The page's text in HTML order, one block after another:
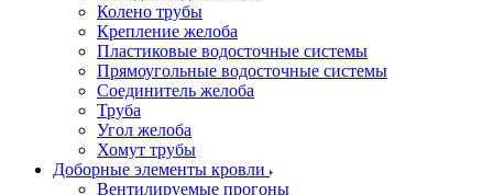
Колено трубы
Крепление желоба
Пластиковые водосточные системы
Прямоугольные водосточные системы
Соединитель желоба
Труба
Угол желоба
Хомут трубы
Доборные элементы кровли
Вентилируемые прогоны